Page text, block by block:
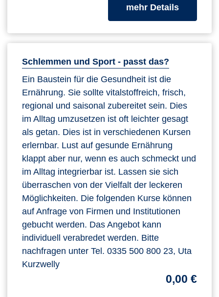
mehr Detailszum
Schlemmen und Sport - passt das?
Ein Baustein für die Gesundheit ist die
Ernährung. Sie sollte vitalstoffreich, frisch,
regional und saisonal zubereitet sein. Dies
im Alltag umzusetzen ist oft leichter gesagt
als getan. Dies ist in verschiedenen Kursen
erlernbar. Lust auf gesunde Ernährung
klappt aber nur, wenn es auch schmeckt und
im Alltag integrierbar ist. Lassen sie sich
überraschen von der Vielfalt der leckeren
Möglichkeiten. Die folgenden Kurse können
auf Anfrage von Firmen und Institutionen
gebucht werden. Das Angebot kann
individuell verabredet werden. Bitte
nachfragen unter Tel. 0335 500 800 23, Uta
Kurzwelly
0,00 €